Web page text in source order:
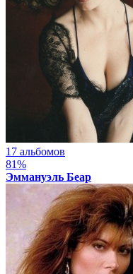
17 альбомов
81%
Эммануэль Беар